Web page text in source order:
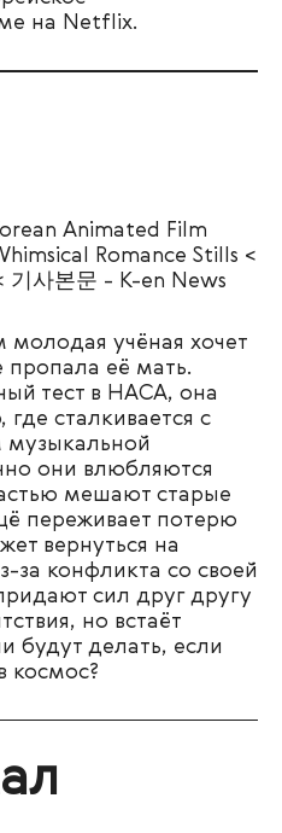
на Netflix.
учёная хочет
пропала её мать.
тест в НАСА, она
сталкивается с
они влюбляются
мешают старые
переживает потерю
вернуться на
за конфликта со своей
сил друг другу
но встаёт
будут делать, если
космос?